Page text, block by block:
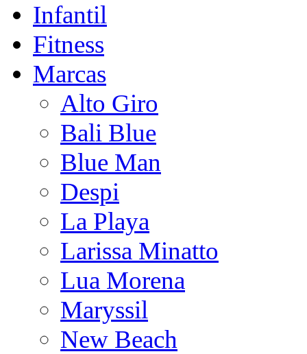
Infantil
Fitness
Marcas
Alto Giro
Bali Blue
Blue Man
Despi
La Playa
Larissa Minatto
Lua Morena
Maryssil
New Beach